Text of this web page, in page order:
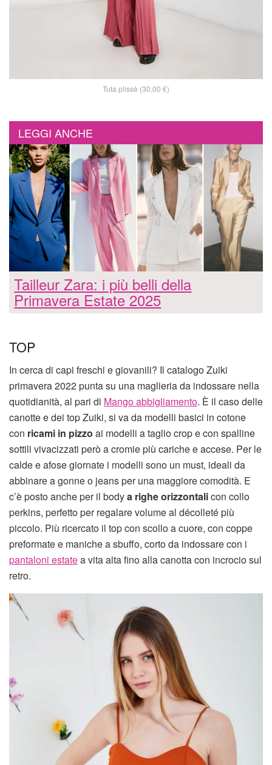
Tuta plissè (30,00 €)
LEGGI ANCHE
Tailleur Zara: i più belli della
Primavera Estate 2025
TOP
In cerca di capi freschi e giovanili? Il catalogo Zuiki
primavera 2022 punta su una maglieria da indossare nella
quotidianità, al pari di Mango abbigliamento. È il caso delle
canotte e dei top Zuiki, si va da modelli basici in cotone
con ricami in pizzo ai modelli a taglio crop e con spalline
sottili vivacizzati però a cromie più cariche e accese. Per le
calde e afose giornate i modelli sono un must, ideali da
abbinare a gonne o jeans per una maggiore comodità. E
c’è posto anche per il bodya righe orizzontalicon collo
perkins, perfetto per regalare volume al décolleté più
piccolo. Più ricercato il top con scollo a cuore, con coppe
preformate e maniche a sbuffo, corto da indossare con i
pantaloni estatea vita alta fino alla canotta con incrocio sul
retro.